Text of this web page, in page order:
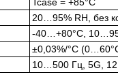
20…95% RH, без
-40…+80°C,
±0,03%/°C
10…500 Гц, 5G,